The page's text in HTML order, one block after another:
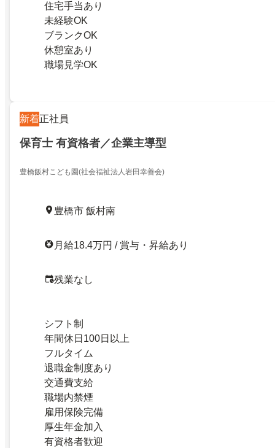
住宅手当あり
未経験OK
ブランクOK
休憩室あり
職場見学OK
新着正社員
保育士 有資格者／企業主導型
豊橋飯村こども園(社会福祉法人岩田幸善会)
豊橋市 飯村南
月給18.4万円 / 賞与・昇給あり
残業なし
シフト制
年間休日100日以上
フルタイム
退職金制度あり
交通費支給
職場内禁煙
雇用保険完備
厚生年金加入
有資格者歓迎